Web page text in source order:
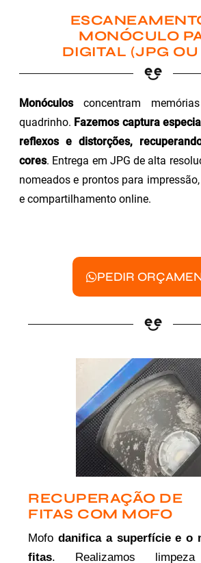
MONÓCULO
DIGITAL (JPG
Monóculosconcentram
quadrinho. Fazemos captura
reflexos e distorções,
cores. Entrega em JPG de alta
nomeados e prontos para
e compartilhamento online.
PEDIR
RECUPERAÇÃO DE
FITAS COM MOFO
Mofodanifica a superfície e o
fitas. Realizamos